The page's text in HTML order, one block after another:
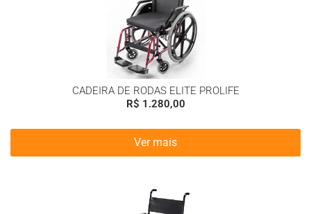
CADEIRA DE RODAS ELITE PROLIFE
R$ 1.280,00
Ver mais